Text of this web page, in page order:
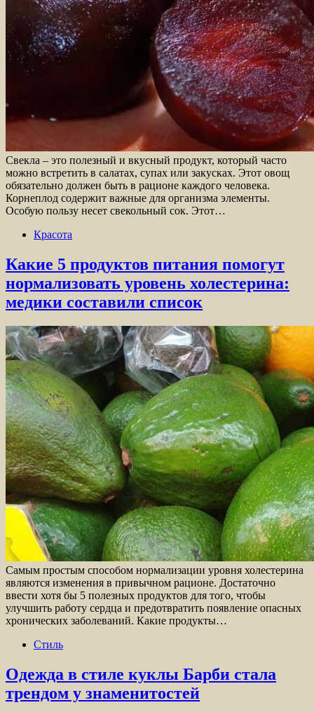
Свекла – это полезный и вкусный продукт, который часто
можно встретить в салатах, супах или закусках. Этот овощ
обязательно должен быть в рационе каждого человека.
Корнеплод содержит важные для организма элементы.
Особую пользу несет свекольный сок. Этот…
Красота
Какие 5 продуктов питания помогут
нормализовать уровень холестерина:
медики составили список
Самым простым способом нормализации уровня холестерина
являются изменения в привычном рационе. Достаточно
ввести хотя бы 5 полезных продуктов для того, чтобы
улучшить работу сердца и предотвратить появление опасных
хронических заболеваний. Какие продукты…
Стиль
Одежда в стиле куклы Барби стала
трендом у знаменитостей